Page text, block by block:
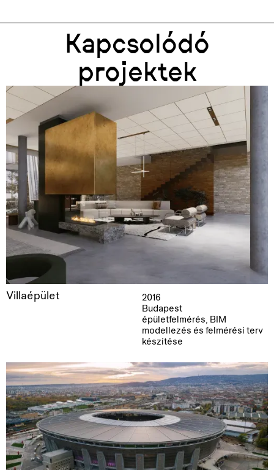
Kapcsolódó
projektek
Villaépület
2016
Budapest
épületfelmérés, BIM
modellezés és felmérési terv
készítése